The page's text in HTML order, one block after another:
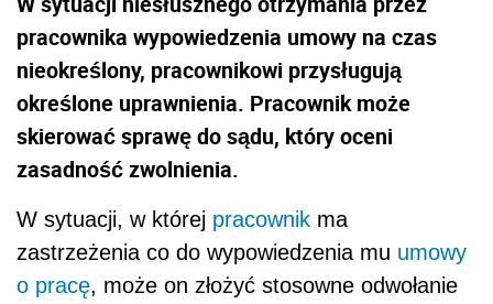
pracownika wypowiedzenia umowy na czas
nieokreślony, pracownikowi przysługują
określone uprawnienia. Pracownik może
skierować sprawę do sądu, który oceni
zasadność zwolnienia.
W sytuacji, w której pracownik ma
zastrzeżenia co do wypowiedzenia mu umowy
o pracę, może on złożyć stosowne odwołanie